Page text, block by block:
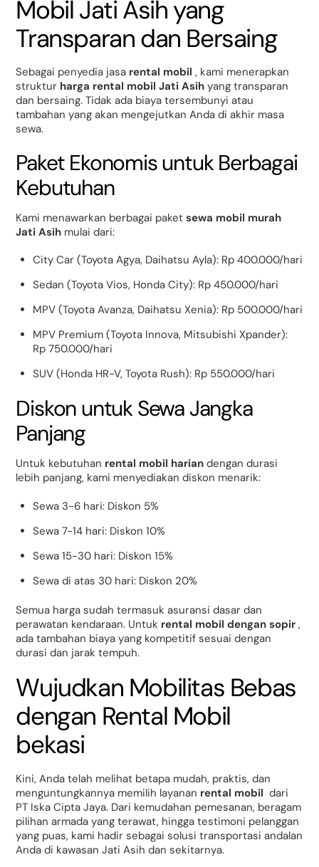
Mobil Jati Asih yang
Transparan dan Bersaing
Sebagai penyedia jasa rental mobil, kami menerapkan
struktur harga rental mobil Jati Asih yang transparan
dan bersaing. Tidak ada biaya tersembunyi atau
tambahan yang akan mengejutkan Anda di akhir masa
sewa.
Paket Ekonomis untuk Berbagai
Kebutuhan
Kami menawarkan berbagai paketsewa mobil murah
Jati Asih mulai dari:
City Car (Toyota Agya, Daihatsu Ayla): Rp 400.000/hari
Sedan (Toyota Vios, Honda City): Rp 450.000/hari
MPV (Toyota Avanza, Daihatsu Xenia): Rp 500.000/hari
MPV Premium (Toyota Innova, Mitsubishi Xpander):
Rp 750.000/hari
SUV (Honda HR-V, Toyota Rush): Rp 550.000/hari
Diskon untuk Sewa Jangka
Panjang
Untuk kebutuhan rental mobil harian dengan durasi
lebih panjang, kami menyediakan diskon menarik:
Sewa 3-6 hari: Diskon 5%
Sewa 7-14 hari: Diskon 10%
Sewa 15-30 hari: Diskon 15%
Sewa di atas 30 hari: Diskon 20%
Semua harga sudah termasuk asuransi dasar dan
perawatan kendaraan. Untuk rental mobil dengan sopir,
ada tambahan biaya yang kompetitif sesuai dengan
durasi dan jarak tempuh.
Wujudkan Mobilitas Bebas
dengan Rental Mobil
bekasi
Kini, Anda telah melihat betapa mudah, praktis, dan
menguntungkannya memilih layanan rental mobil dari
PT Iska Cipta Jaya. Dari kemudahan pemesanan, beragam
pilihan armada yang terawat, hingga testimoni pelanggan
yang puas, kami hadir sebagai solusi transportasi andalan
Anda di kawasan Jati Asih dan sekitarnya.